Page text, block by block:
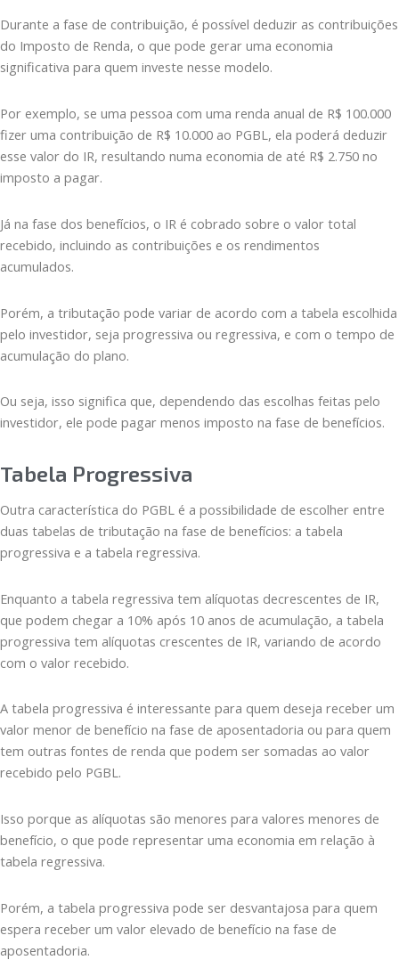
Durante a fase de contribuição, é possível deduzir as contribuições
do Imposto de Renda, o que pode gerar uma economia
significativa para quem investe nesse modelo.
Por exemplo, se uma pessoa com uma renda anual de R$ 100.000
fizer uma contribuição de R$ 10.000 ao PGBL, ela poderá deduzir
esse valor do IR, resultando numa economia de até R$ 2.750 no
imposto a pagar.
Já na fase dos benefícios, o IR é cobrado sobre o valor total
recebido, incluindo as contribuições e os rendimentos
acumulados.
Porém, a tributação pode variar de acordo com a tabela escolhida
pelo investidor, seja progressiva ou regressiva, e com o tempo de
acumulação do plano.
Ou seja, isso significa que, dependendo das escolhas feitas pelo
investidor, ele pode pagar menos imposto na fase de benefícios.
Tabela Progressiva
Outra característica do PGBL é a possibilidade de escolher entre
duas tabelas de tributação na fase de benefícios: a tabela
progressiva e a tabela regressiva.
Enquanto a tabela regressiva tem alíquotas decrescentes de IR,
que podem chegar a 10% após 10 anos de acumulação, a tabela
progressiva tem alíquotas crescentes de IR, variando de acordo
com o valor recebido.
A tabela progressiva é interessante para quem deseja receber um
valor menor de benefício na fase de aposentadoria ou para quem
tem outras fontes de renda que podem ser somadas ao valor
recebido pelo PGBL.
Isso porque as alíquotas são menores para valores menores de
benefício, o que pode representar uma economia em relação à
tabela regressiva.
Porém, a tabela progressiva pode ser desvantajosa para quem
espera receber um valor elevado de benefício na fase de
aposentadoria.